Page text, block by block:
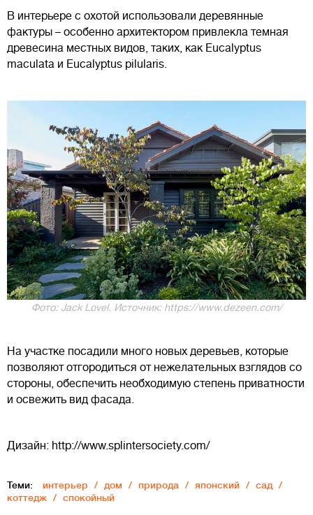
В интерьере с охотой использовали деревянные
фактуры – особенно архитектором привлекла темная
древесина местных видов, таких, как Eucalyptus
maculata и Eucalyptus pilularis.
Фото: Jack Lovel. Источник: https://www.dezeen.com/
На участке посадили много новых деревьев, которые
позволяют отгородиться от нежелательных взглядов со
стороны, обеспечить необходимую степень приватности
и освежить вид фасада.
Дизайн: http://www.splintersociety.com/
Теми: интерьер дом природа японский
сад
коттедж
спокойный